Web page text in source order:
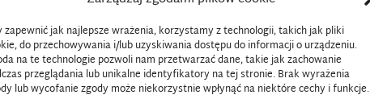
zapewnić jak najlepsze wrażenia, korzystamy z technologii, takich jak pliki
do przechowywania i/lub uzyskiwania dostępu do informacji o urządzeniu.
na te technologie pozwoli nam przetwarzać dane, takie jak zachowanie
przeglądania lub unikalne identyfikatory na tej stronie. Brak wyrażenia
lub wycofanie zgody może niekorzystnie wpłynąć na niektóre cechy i funkcje.